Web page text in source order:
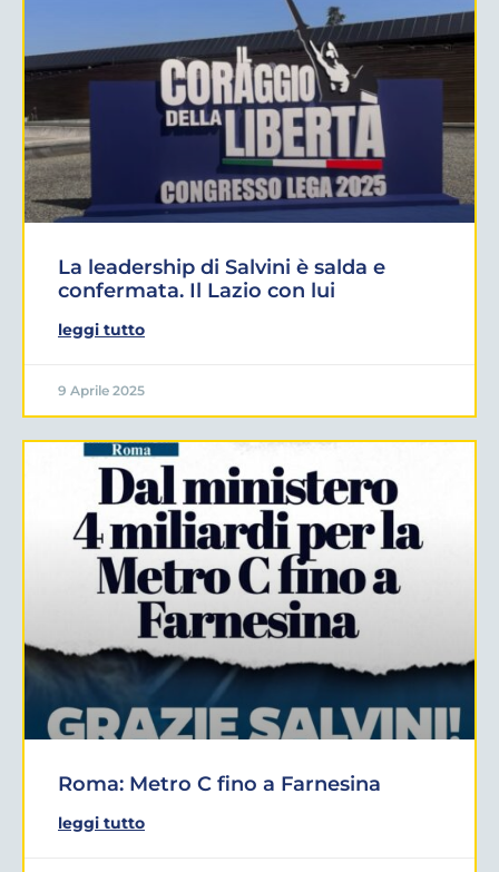
La leadership di Salvini è salda e
confermata. Il Lazio con lui
leggi tutto
9 Aprile 2025
Roma: Metro C fino a Farnesina
leggi tutto